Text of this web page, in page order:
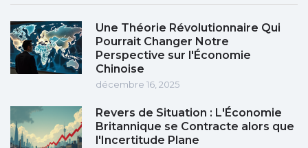
Une Théorie Révolutionnaire Qui
Pourrait Changer Notre
Perspective sur l'Économie
Chinoise
décembre 16, 2025
Revers de Situation : L'Économie
Britannique se Contracte alors que
l'Incertitude Plane